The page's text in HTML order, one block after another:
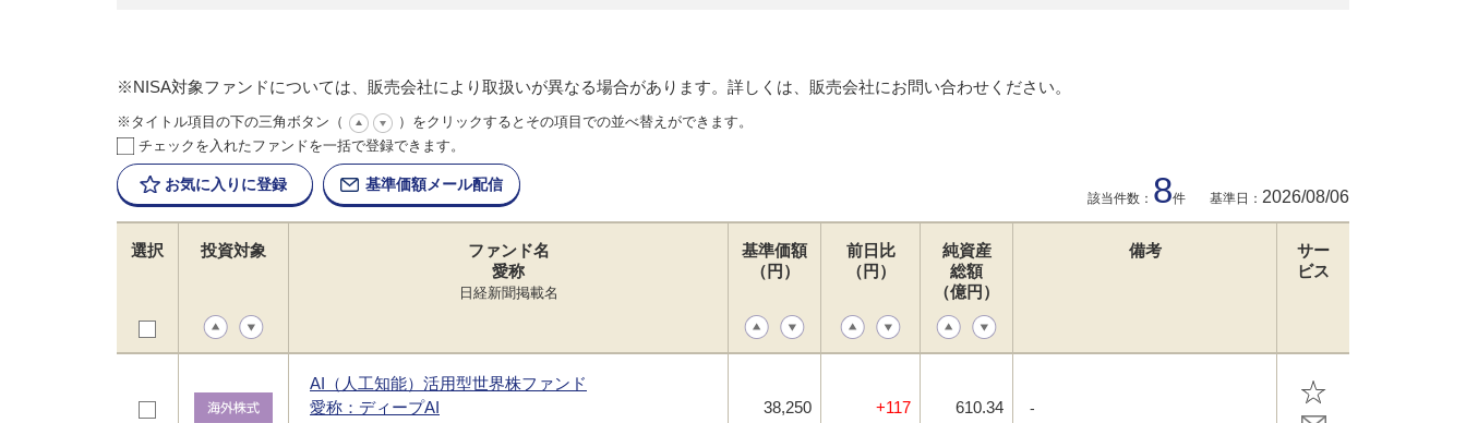
※NISA対象ファンドについては、販売会社により取扱いが異なる場合があります。詳しくは、販売会社にお問い合わせください。
※タイトル項目の下の三角ボタン（
）をクリックするとその項目での並べ替えができます。
チェックを入れたファンドを一括で登録できます。
お気に入りに登録 基準価額メール配信
該当件数： 8件 基準日： 2026/08/06
選択 投資対象
ファンド名
愛称
日経新聞掲載名
基準価額
（円）
前日比
（円）
純資産
総額
（億円）
備考
サー
ビス
AI（人工知能）活用型世界株ファンド
愛称：ディープAI
38,250 +117 610.34 -